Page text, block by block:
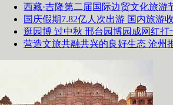
西藏·吉隆第二届国际边贸文化旅游
国庆假期7.82亿人次出游 国内旅游
逛园博 过中秋 邢台园博园成网红打
营造文旅共融共兴的良好生态 沧州